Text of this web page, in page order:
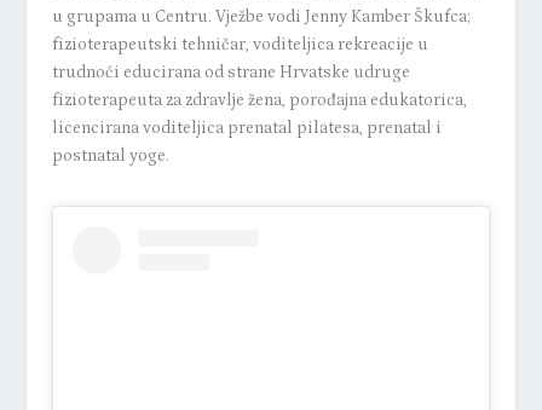
u grupama u Centru. Vježbe vodi Jenny Kamber Škufca;
fizioterapeutski tehničar, voditeljica rekreacije u
trudnoći educirana od strane Hrvatske udruge
fizioterapeuta za zdravlje žena, porođajna edukatorica,
licencirana voditeljica prenatal pilatesa, prenatal i
postnatal yoge.